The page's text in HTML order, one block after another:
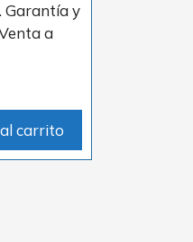
Garantía y
a
carrito